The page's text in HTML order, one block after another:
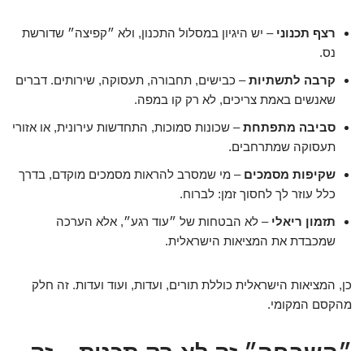
רצף תכנוני – יש היגיון במסלול התכנון, ולא ״קפיצה״ שדורשת
נס.
קרבה לתשתיות– כבישים, תחבורה, תעסוקה, שירותים. דברים
שאנשים באמת צריכים, לא רק קו במפה.
סביבה מתפתחת– שכונות סמוכות, התחדשות עירונית, או אזורי
תעסוקה שמתרחבים.
שקיפות מסמכים – מי שמסרב להראות מסמכים מוקדם, בדרך
כלל עוזר לך לחסוך זמן: לברוח.
תזמון ריאלי – לא הבטחות של ״עוד רגע״, אלא הערכה
שמכבדת את המציאות הישראלית.
כן, המציאות הישראלית כוללת תורים, ועדות, ועוד ועדות. זה חלק
מהקסם המקומי.